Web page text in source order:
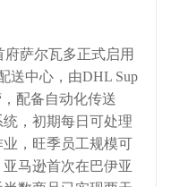
萨尔瓦多正式启用
送中心，由DHL Sup
配备自动化传送
，初期每日可处理
，旺季员工规模可
马逊首次在巴伊亚